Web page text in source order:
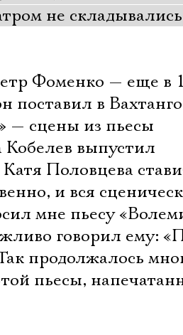
не складывались
Фоменко — еще в
в
— сцены из пьесы
выпустил
Половцева
и вся
мне пьесу
говорил ему:
продолжалось
пьесы,